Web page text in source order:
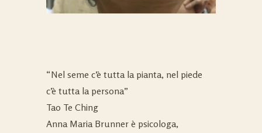
“Nel seme c’è tutta la pianta, nel piede
c’è tutta la persona”
Tao Te Ching
Anna Maria Brunner è psicologa,